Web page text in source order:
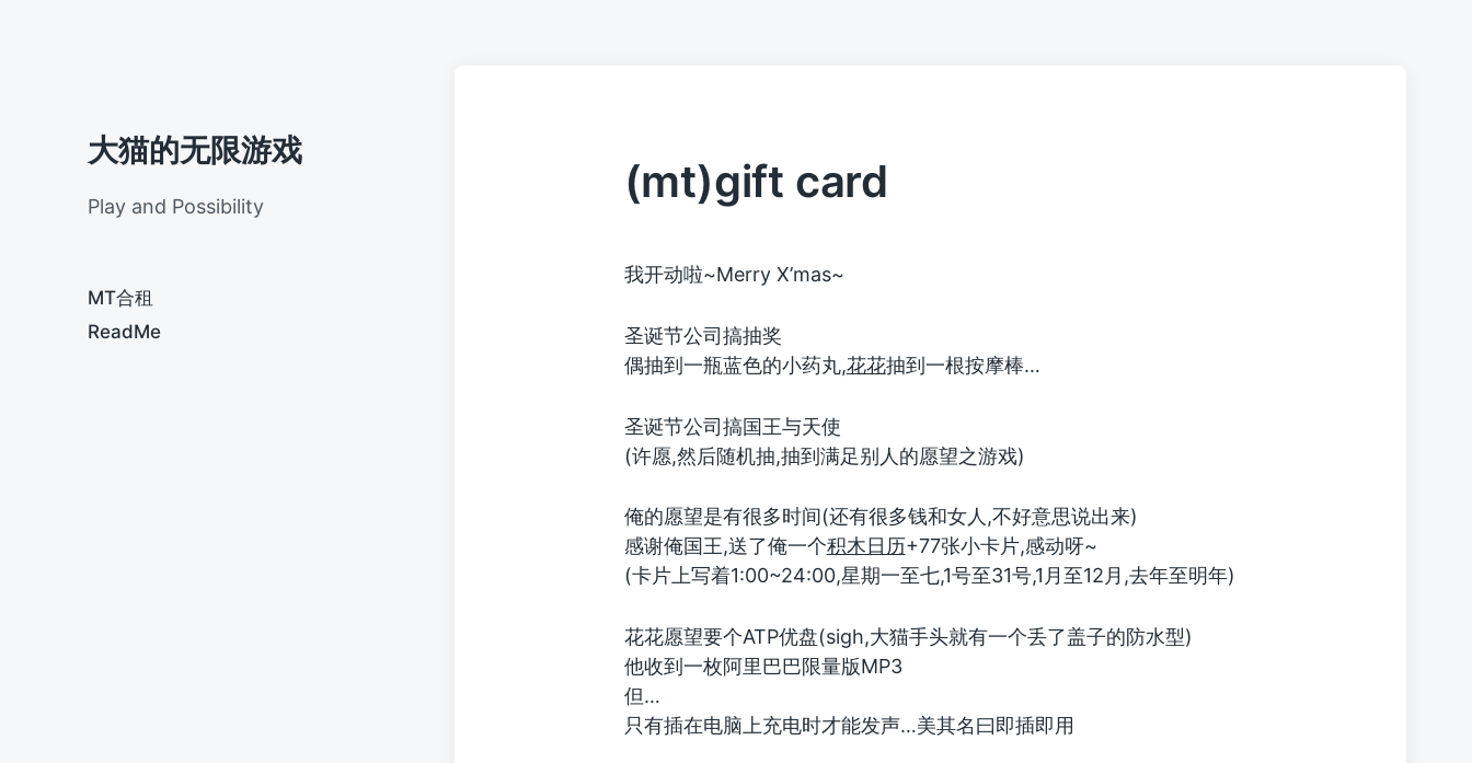
大猫的无限游戏
Play and Possibility
MT合租
ReadMe
(mt)gift card
我开动啦~Merry X’mas~
圣诞节公司搞抽奖
偶抽到一瓶蓝色的小药丸,花花抽到一根按摩棒…
圣诞节公司搞国王与天使
(许愿,然后随机抽,抽到满足别人的愿望之游戏)
俺的愿望是有很多时间(还有很多钱和女人,不好意思说出来)
感谢俺国王,送了俺一个积木日历+77张小卡片,感动呀~
(卡片上写着1:00~24:00,星期一至七,1号至31号,1月至12月,去年至明年)
花花愿望要个ATP优盘(sigh,大猫手头就有一个丢了盖子的防水型)
他收到一枚阿里巴巴限量版MP3
但…
只有插在电脑上充电时才能发声…美其名曰即插即用